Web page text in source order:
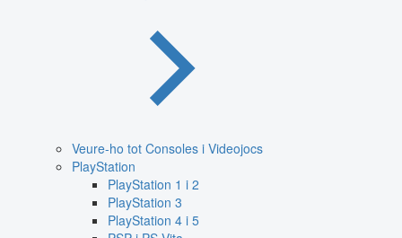
Veure-ho tot Consoles i Videojocs
PlayStation
PlayStation 1 i 2
PlayStation 3
PlayStation 4 i 5